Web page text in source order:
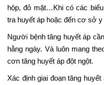
hộp, đỏ mặt…Khi có các
tra huyết áp hoặc đến cơ sở y
Người bệnh tăng huyết áp
hằng ngày. Và luôn mang
cơn tăng huyết áp đột ngột.
Xác định giai đoạn tăng